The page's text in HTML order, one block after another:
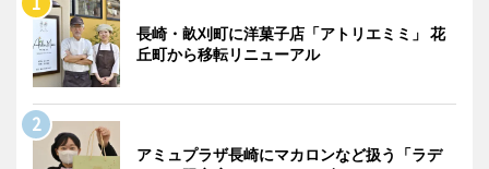
長崎・畝刈町に洋菓子店「アトリエミミ」 花
丘町から移転リニューアル
アミュプラザ長崎にマカロンなど扱う「ラデ